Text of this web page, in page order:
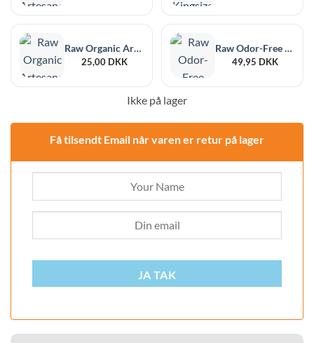
Raw Organic Artesano Kingsize Slim + Tips
25,00 DKK
Raw Odor-Free Black XL 6 Stk 215 x 255mm
49,95 DKK
Ikke på lager
Få tilsendt Email når varen er retur på lager
JA TAK